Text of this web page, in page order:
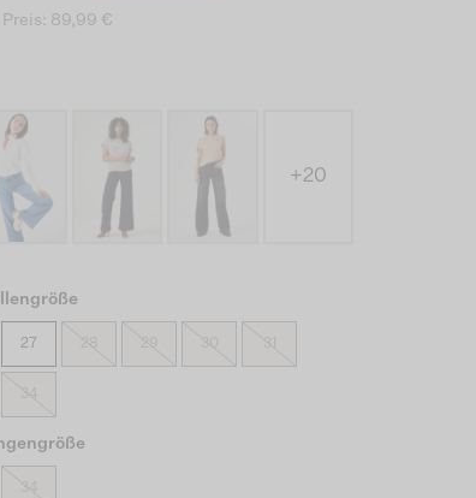
89,99 €
+20
27 28 29 30 31
34
34